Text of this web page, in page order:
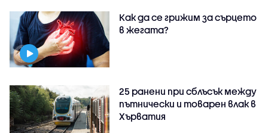
Как да се грижим за сърцето
в жегата?
25 ранени при сблъсък между
пътнически и товарен влак в
Хърватия